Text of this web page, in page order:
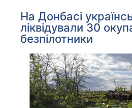
На Донбасі
ліквідували 30
безпілотники